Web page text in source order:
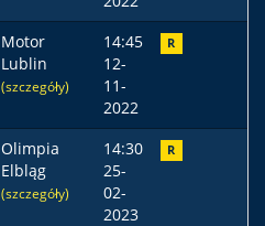
Motor
Lublin
(szczegóły)
14:45
12-
11-
2022
R
Olimpia
Elbląg
(szczegóły)
14:30
25-
02-
2023
R